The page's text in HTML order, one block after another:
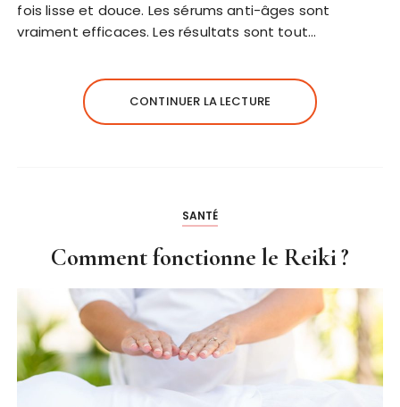
fois lisse et douce. Les sérums anti-âges sont
vraiment efficaces. Les résultats sont tout…
CONTINUER LA LECTURE
SANTÉ
Comment fonctionne le Reiki ?